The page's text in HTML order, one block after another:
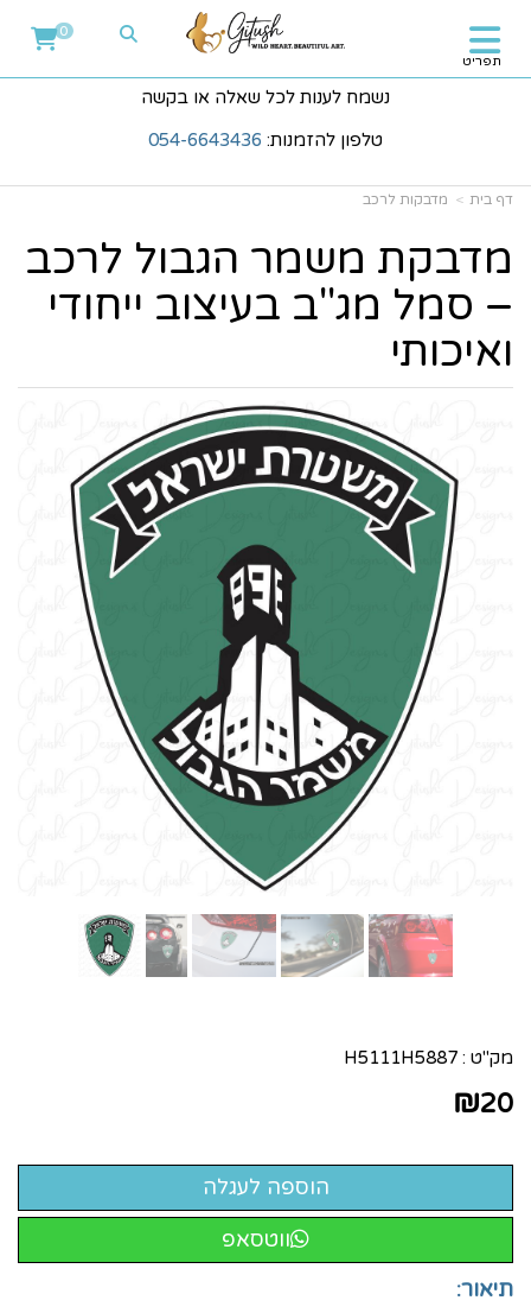
נשמח לענות לכל שאלה או בקשה
טלפון להזמנות: 054-6643436
תפריט
0
דף בית מדבקות לרכב
מדבקת משמר הגבול לרכב
– סמל מג"ב בעיצוב ייחודי
ואיכותי
מק"ט : H5111H5887
₪20
ווטסאפ
תיאור: